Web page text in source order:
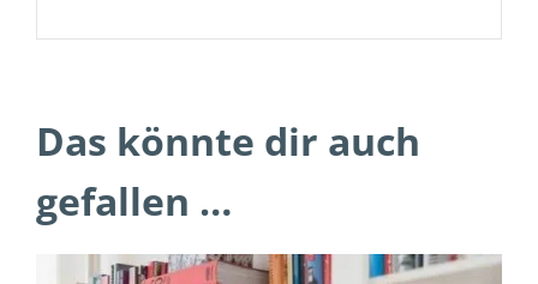
Das könnte dir auch
gefallen …